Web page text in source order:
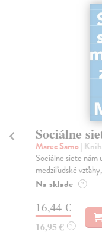
Sociálne
Marec Samo|
Sociálne siete nám
medziľudské
Na sklade ?
16,44 €
16,95 € ?